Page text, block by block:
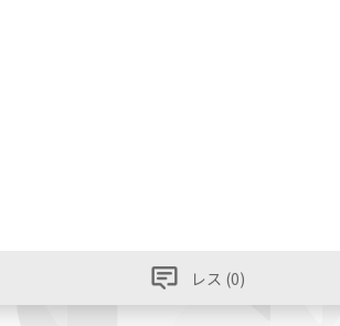
レス (0)